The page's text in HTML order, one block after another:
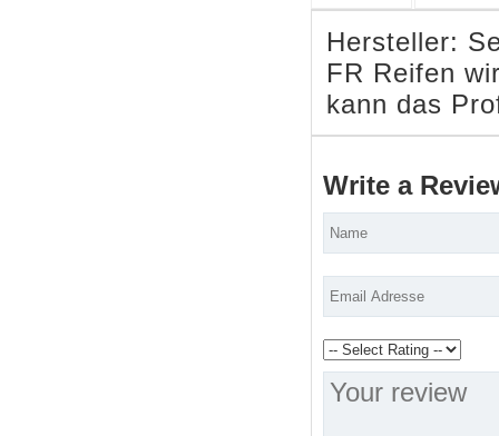
Hersteller:
FR Reifen
kann das
Write a